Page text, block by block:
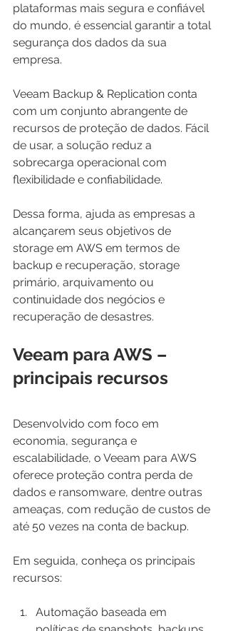
plataformas mais segura e confiável
do mundo, é essencial garantir a total
segurança dos dados da sua
empresa.
Veeam Backup & Replication conta
com um conjunto abrangente de
recursos de proteção de dados. Fácil
de usar, a solução reduz a
sobrecarga operacional com
flexibilidade e confiabilidade.
Dessa forma, ajuda as empresas a
alcançarem seus objetivos de
storage em AWS em termos de
backup e recuperação, storage
primário, arquivamento ou
continuidade dos negócios e
recuperação de desastres.
Veeam para AWS –
principais recursos
Desenvolvido com foco em
economia, segurança e
escalabilidade, o Veeam para AWS
oferece proteção contra perda de
dados e ransomware, dentre outras
ameaças, com redução de custos de
até 50 vezes na conta de backup.
Em seguida, conheça os principais
recursos:
Automação baseada em